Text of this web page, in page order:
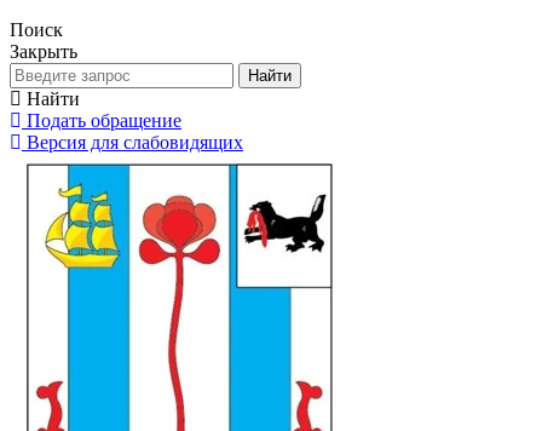
Поиск
Закрыть
Найти
Найти
Подать обращение
Версия для слабовидящих